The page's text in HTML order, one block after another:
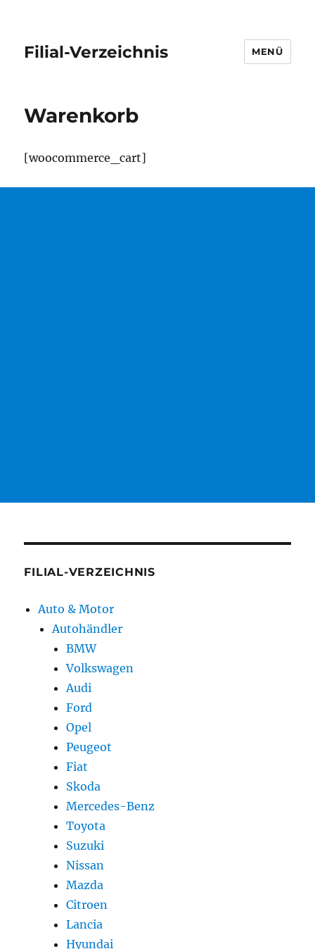
Filial-Verzeichnis MENÜ
Warenkorb
[woocommerce_cart]
FILIAL-VERZEICHNIS
Auto & Motor
Autohändler
BMW
Volkswagen
Audi
Ford
Opel
Peugeot
Fiat
Skoda
Mercedes-Benz
Toyota
Suzuki
Nissan
Mazda
Citroen
Lancia
Hyundai